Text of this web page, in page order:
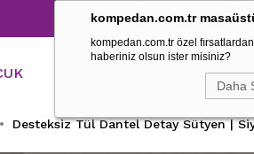
kompedan.com.tr
kompedan.com.tr özel
haberiniz olsun ister misiniz?
Daha
Tüm Pijama Takımlarında
Desteksiz Tül Dantel Detay Sütyen |